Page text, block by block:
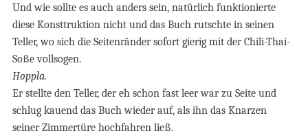
Und wie sollte es auch anders sein, natürlich funktionierte
diese Konsttruktion nicht und das Buch rutschte in seinen
Teller, wo sich die Seitenränder sofort gierig mit der Chili-Thai-
Soße vollsogen.
Hoppla.
Er stellte den Teller, der eh schon fast leer war zu Seite und
schlug kauend das Buch wieder auf, als ihn das Knarzen
seiner Zimmertüre hochfahren ließ.